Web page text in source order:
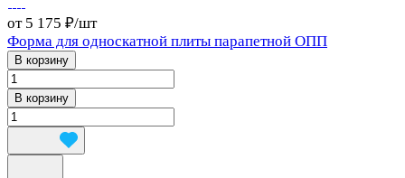
от 5 175 ₽/шт
Форма для односкатной плиты парапетной ОПП
В корзину
В корзину